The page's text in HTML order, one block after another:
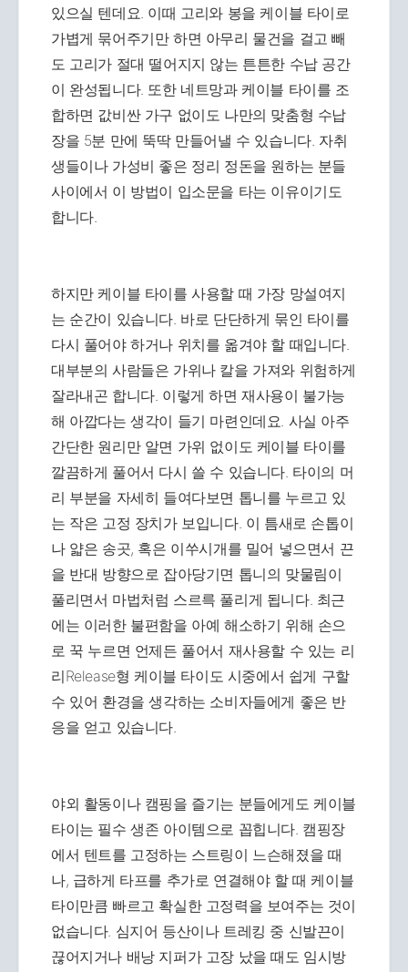
있으실 텐데요. 이때 고리와 봉을 케이블 타이로
가볍게 묶어주기만 하면 아무리 물건을 걸고 빼
도 고리가 절대 떨어지지 않는 튼튼한 수납 공간
이 완성됩니다. 또한 네트망과 케이블 타이를 조
합하면 값비싼 가구 없이도 나만의 맞춤형 수납
장을 5분 만에 뚝딱 만들어낼 수 있습니다. 자취
생들이나 가성비 좋은 정리 정돈을 원하는 분들
사이에서 이 방법이 입소문을 타는 이유이기도
합니다.
하지만 케이블 타이를 사용할 때 가장 망설여지
는 순간이 있습니다. 바로 단단하게 묶인 타이를
다시 풀어야 하거나 위치를 옮겨야 할 때입니다.
대부분의 사람들은 가위나 칼을 가져와 위험하게
잘라내곤 합니다. 이렇게 하면 재사용이 불가능
해 아깝다는 생각이 들기 마련인데요. 사실 아주
간단한 원리만 알면 가위 없이도 케이블 타이를
깔끔하게 풀어서 다시 쓸 수 있습니다. 타이의 머
리 부분을 자세히 들여다보면 톱니를 누르고 있
는 작은 고정 장치가 보입니다. 이 틈새로 손톱이
나 얇은 송곳, 혹은 이쑤시개를 밀어 넣으면서 끈
을 반대 방향으로 잡아당기면 톱니의 맞물림이
풀리면서 마법처럼 스르륵 풀리게 됩니다. 최근
에는 이러한 불편함을 아예 해소하기 위해 손으
로 꾹 누르면 언제든 풀어서 재사용할 수 있는 리
리Release형 케이블 타이도 시중에서 쉽게 구할
수 있어 환경을 생각하는 소비자들에게 좋은 반
응을 얻고 있습니다.
야외 활동이나 캠핑을 즐기는 분들에게도 케이블
타이는 필수 생존 아이템으로 꼽힙니다. 캠핑장
에서 텐트를 고정하는 스트링이 느슨해졌을 때
나, 급하게 타프를 추가로 연결해야 할 때 케이블
타이만큼 빠르고 확실한 고정력을 보여주는 것이
없습니다. 심지어 등산이나 트레킹 중 신발끈이
끊어지거나 배낭 지퍼가 고장 났을 때도 임시방